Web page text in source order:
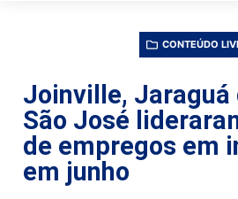
CONTEÚDO
Joinville, Jaraguá
São José
de empregos em
em junho